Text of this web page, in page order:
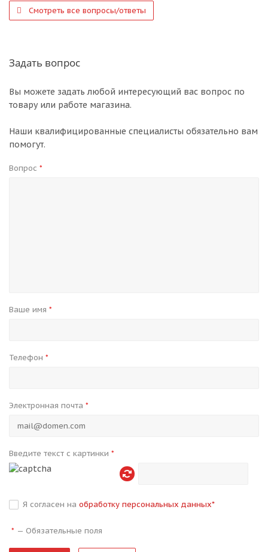
Смотреть все вопросы/ответы
Задать вопрос
Вы можете задать любой интересующий вас вопрос по
товару или работе магазина.
Наши квалифицированные специалисты обязательно вам
помогут.
Вопрос *
Ваше имя *
Телефон *
Электронная почта *
Введите текст с картинки *
Я согласен на обработку персональных данных*
* — Обязательные поля